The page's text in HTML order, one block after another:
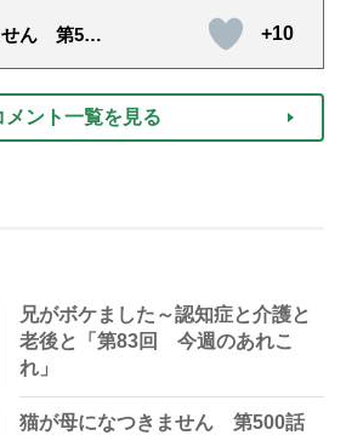
せん 第500
+10
メント一覧を見る
兄がボケました～認知症と介護と
老後と「第83回 今週のあれこ
れ」
猫が母になつきません 第500話